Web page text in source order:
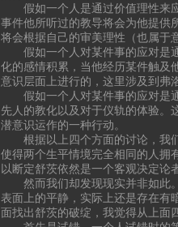
假如一个人是通过价值理性来应
事件他所听过的教导将会为他提供
将会根据自己的审美理性（也属于
假如一个人对某件事的应对是通
化的感情积累，当他经历某件触及
意识层面上进行的，这里涉及到弗
假如一个人对某件事的应对是通
先人的教化以及对于仪轨的体验。
潜意识运作的一种行动。
根据以上四个方面的讨论，我们
使得两个生平情境完全相同的人拥
以断定舒茨依然是一个客观决定论
然而我们却发现现实并非如此。
表面上的平静，实际上还是存在有
面找出舒茨的破绽，我觉得从上面